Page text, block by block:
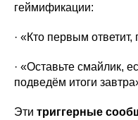
геймификации:
· «Кто первым
· «Оставьте смайлик,
подведём итоги
Эти триггерные